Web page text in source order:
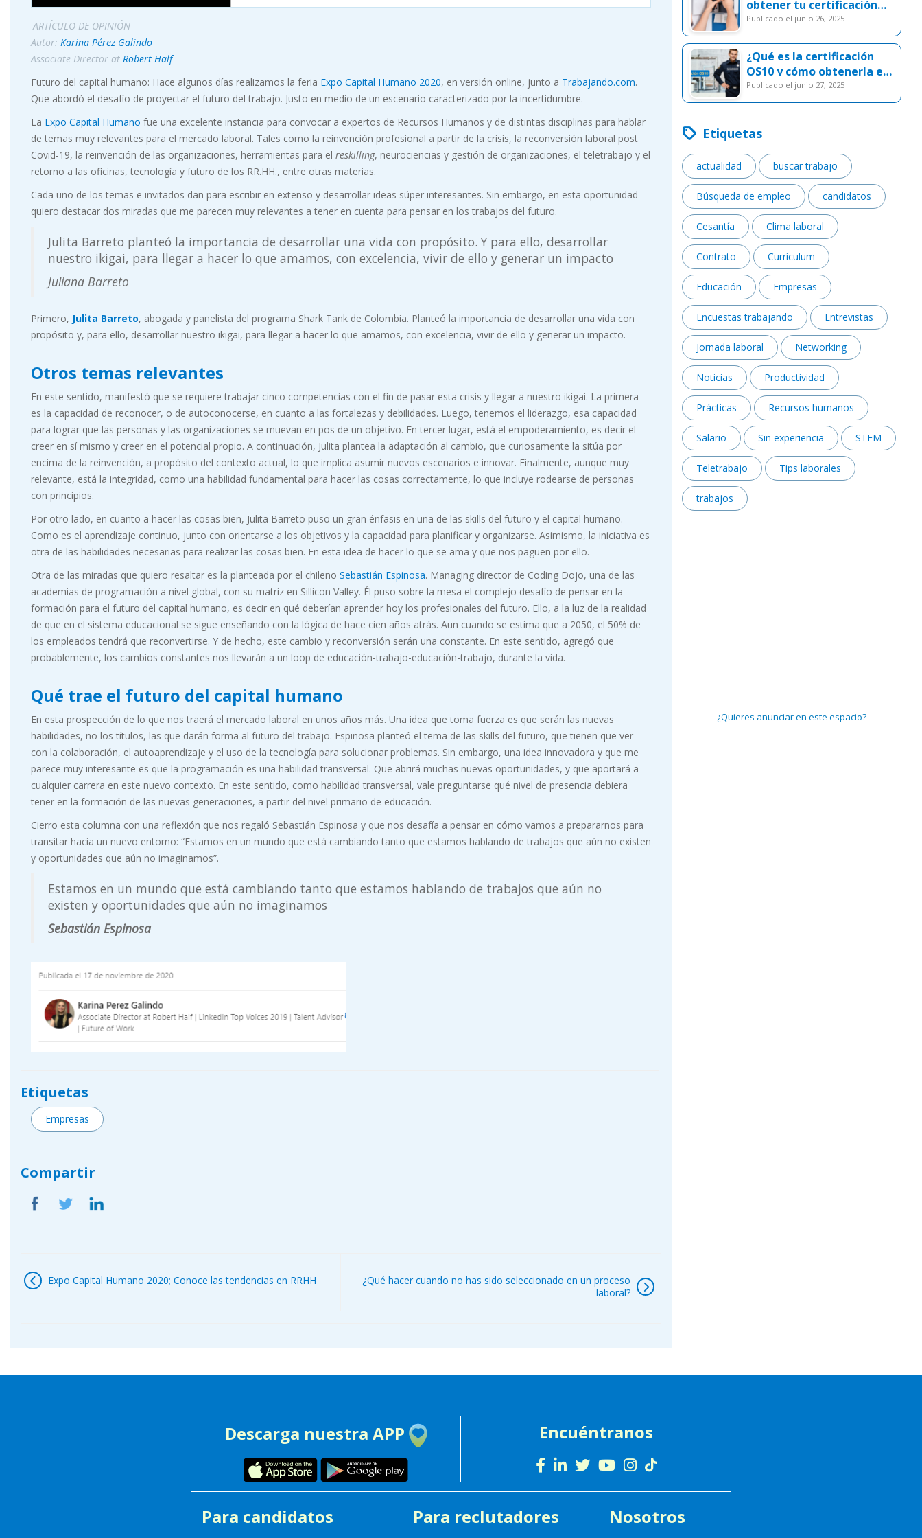
ARTÍCULO DE OPINIÓN
Autor: Karina Pérez Galindo
Associate Director at Robert Half
Futuro del capital humano: Hace algunos días realizamos la feria Expo Capital Humano 2020, en versión online, junto a Trabajando.com.
Que abordó el desafío de proyectar el futuro del trabajo. Justo en medio de un escenario caracterizado por la incertidumbre.
La Expo Capital Humano fue una excelente instancia para convocar a expertos de Recursos Humanos y de distintas disciplinas para hablar
de temas muy relevantes para el mercado laboral. Tales como la reinvención profesional a partir de la crisis, la reconversión laboral post
Covid-19, la reinvención de las organizaciones, herramientas para el reskilling, neurociencias y gestión de organizaciones, el teletrabajo y el
retorno a las oficinas, tecnología y futuro de los RR.HH., entre otras materias.
Cada uno de los temas e invitados dan para escribir en extenso y desarrollar ideas súper interesantes. Sin embargo, en esta oportunidad
quiero destacar dos miradas que me parecen muy relevantes a tener en cuenta para pensar en los trabajos del futuro.
Julita Barreto planteó la importancia de desarrollar una vida con propósito. Y para ello, desarrollar
nuestro ikigai, para llegar a hacer lo que amamos, con excelencia, vivir de ello y generar un impacto
Juliana Barreto
Primero, Julita Barreto, abogada y panelista del programa Shark Tank de Colombia. Planteó la importancia de desarrollar una vida con
propósito y, para ello, desarrollar nuestro ikigai, para llegar a hacer lo que amamos, con excelencia, vivir de ello y generar un impacto.
Otros temas relevantes
En este sentido, manifestó que se requiere trabajar cinco competencias con el fin de pasar esta crisis y llegar a nuestro ikigai. La primera
es la capacidad de reconocer, o de autoconocerse, en cuanto a las fortalezas y debilidades. Luego, tenemos el liderazgo, esa capacidad
para lograr que las personas y las organizaciones se muevan en pos de un objetivo. En tercer lugar, está el empoderamiento, es decir el
creer en sí mismo y creer en el potencial propio. A continuación, Julita plantea la adaptación al cambio, que curiosamente la sitúa por
encima de la reinvención, a propósito del contexto actual, lo que implica asumir nuevos escenarios e innovar. Finalmente, aunque muy
relevante, está la integridad, como una habilidad fundamental para hacer las cosas correctamente, lo que incluye rodearse de personas
con principios.
Por otro lado, en cuanto a hacer las cosas bien, Julita Barreto puso un gran énfasis en una de las skills del futuro y el capital humano.
Como es el aprendizaje continuo, junto con orientarse a los objetivos y la capacidad para planificar y organizarse. Asimismo, la iniciativa es
otra de las habilidades necesarias para realizar las cosas bien. En esta idea de hacer lo que se ama y que nos paguen por ello.
Otra de las miradas que quiero resaltar es la planteada por el chileno Sebastián Espinosa. Managing director de Coding Dojo, una de las
academias de programación a nivel global, con su matriz en Sillicon Valley. Él puso sobre la mesa el complejo desafío de pensar en la
formación para el futuro del capital humano, es decir en qué deberían aprender hoy los profesionales del futuro. Ello, a la luz de la realidad
de que en el sistema educacional se sigue enseñando con la lógica de hace cien años atrás. Aun cuando se estima que a 2050, el 50% de
los empleados tendrá que reconvertirse. Y de hecho, este cambio y reconversión serán una constante. En este sentido, agregó que
probablemente, los cambios constantes nos llevarán a un loop de educación-trabajo-educación-trabajo, durante la vida.
Qué trae el futuro del capital humano
En esta prospección de lo que nos traerá el mercado laboral en unos años más. Una idea que toma fuerza es que serán las nuevas
habilidades, no los títulos, las que darán forma al futuro del trabajo. Espinosa planteó el tema de las skills del futuro, que tienen que ver
con la colaboración, el autoaprendizaje y el uso de la tecnología para solucionar problemas. Sin embargo, una idea innovadora y que me
parece muy interesante es que la programación es una habilidad transversal. Que abrirá muchas nuevas oportunidades, y que aportará a
cualquier carrera en este nuevo contexto. En este sentido, como habilidad transversal, vale preguntarse qué nivel de presencia debiera
tener en la formación de las nuevas generaciones, a partir del nivel primario de educación.
Cierro esta columna con una reflexión que nos regaló Sebastián Espinosa y que nos desafía a pensar en cómo vamos a prepararnos para
transitar hacia un nuevo entorno: “Estamos en un mundo que está cambiando tanto que estamos hablando de trabajos que aún no existen
y oportunidades que aún no imaginamos”.
Estamos en un mundo que está cambiando tanto que estamos hablando de trabajos que aún no
existen y oportunidades que aún no imaginamos
Sebastián Espinosa
Etiquetas
Empresas
Compartir
de
entradas
Expo Capital Humano 2020; Conoce las tendencias en RRHH
¿Qué hacer cuando no has sido seleccionado en un proceso
laboral?
obtener tu certificación
SEC
publicado el junio 26, 2025
¿Qué es la certificación
OS10 y cómo obtenerla en
Chile?
publicado el junio 27, 2025
Etiquetas
actualidad buscar trabajo
Búsqueda de empleo candidatos
Cesantía Clima laboral
Contrato Currículum
Educación Empresas
Encuestas trabajando Entrevistas
Jornada laboral Networking
Noticias Productividad
Prácticas Recursos humanos
Salario Sin experiencia STEM
Teletrabajo Tips laborales
trabajos
¿Quieres anunciar en este espacio?
Descarga nuestra APP Encuéntranos
Para candidatos Para reclutadores Nosotros